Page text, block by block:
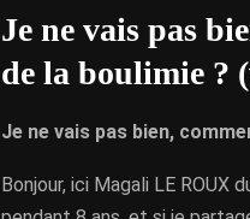
Je ne vais pas
de la boulimie ?
Je ne vais pas bien,
Bonjour, ici Magali LE ROUX